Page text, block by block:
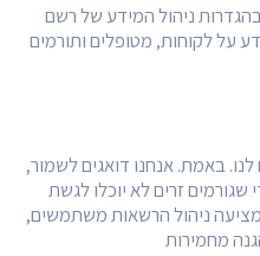
ניהול המידע של רשם
על לקוחות, מטופלים ותורמים
באמת. אנחנו דואגים לשמור,
שגורמים זרים לא יוכלו לגשת
ניהול הרשאות משתמשים,
מחמירות